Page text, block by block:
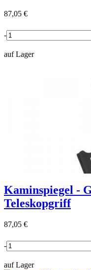
87,05 €
-
auf Lager
Kaminspiegel -
Teleskopgriff
87,05 €
-
auf Lager